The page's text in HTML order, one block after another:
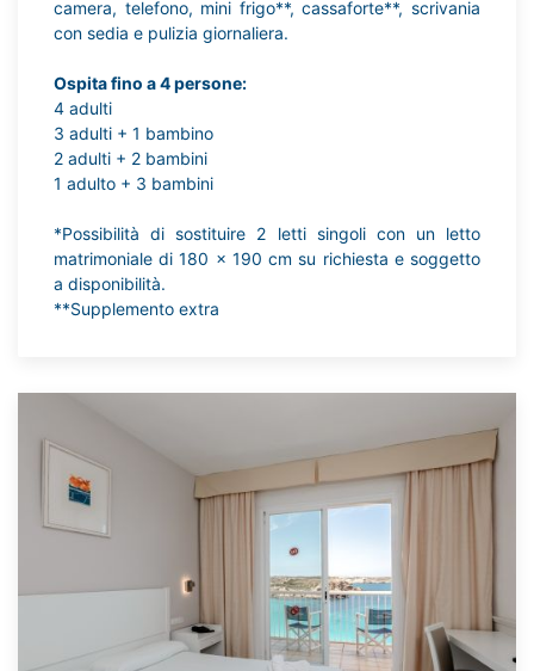
camera, telefono, mini frigo**, cassaforte**, scrivania
con sedia e pulizia giornaliera.
Ospita fino a 4 persone:
4 adulti
3 adulti + 1 bambino
2 adulti + 2 bambini
1 adulto + 3 bambini
*Possibilità di sostituire 2 letti singoli con un letto
matrimoniale di 180 x 190 cm su richiesta e soggetto
a disponibilità.
**Supplemento extra